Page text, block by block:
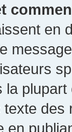
en
la
en